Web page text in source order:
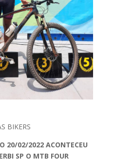
BIKERS
20/02/2022 ACONTECEU
SP O MTB FOUR